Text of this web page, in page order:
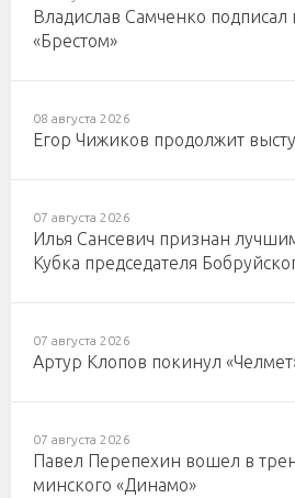
Владислав Самченко подписал
«Брестом»
08 августа 2026
Егор Чижиков продолжит
07 августа 2026
Илья Сансевич признан
Кубка председателя
07 августа 2026
Артур Клопов покинул
07 августа 2026
Павел Перепехин вошел в
минского «Динамо»